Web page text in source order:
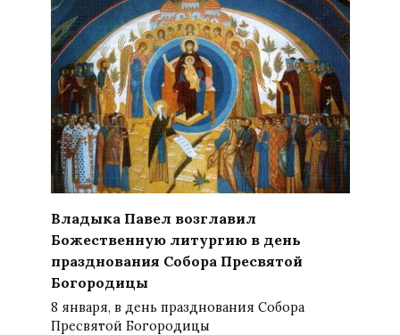
Владыка Павел возглавил
Божественную литургию в день
празднования Собора Пресвятой
Богородицы
8 января, в день празднования Собора
Пресвятой Богородицы